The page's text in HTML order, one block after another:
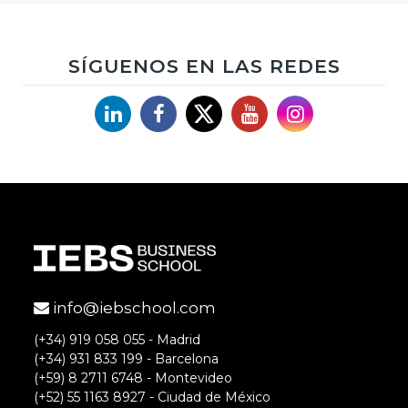
SÍGUENOS EN LAS REDES
LinkedinFacebook
X YouTubeInstagram
info@iebschool.com
(+34) 919 058 055 - Madrid
(+34) 931 833 199 - Barcelona
(+59) 8 2711 6748 - Montevideo
(+52) 55 1163 8927 - Ciudad de México